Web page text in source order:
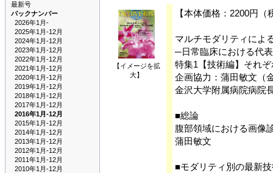
最新号
バックナンバー
2026年1月-
2025年1月-12月
2024年1月-12月
2023年1月-12月
2022年1月-12月
2021年1月-12月
2020年1月-12月
2019年1月-12月
2018年1月-12月
2017年1月-12月
2016年1月-12月
2015年1月-12月
2014年1月-12月
2013年1月-12月
2012年1月-12月
2011年1月-12月
2010年1月-12月
【イメージを拡
大】
【本体価格：2200円（
マルチモダリティによ
─日常臨床における代
特集1【技術編】それ
企画協力：蒲田敏文（
金沢大学附属病院病院
■総論
腹部領域における画像
蒲田敏文
■モダリティ別の最新